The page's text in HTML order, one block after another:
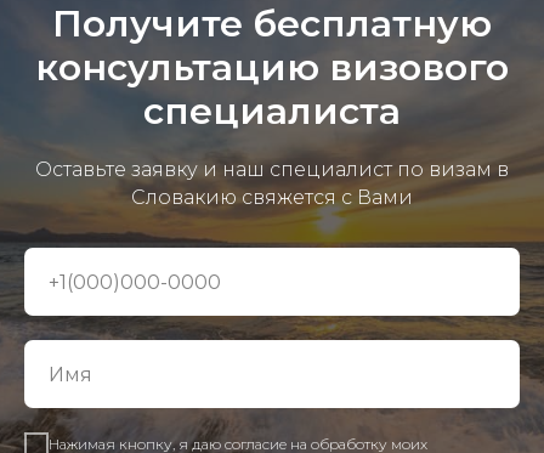
Получите бесплатную
консультацию визового
специалиста
Оставьте заявку и наш специалист по визам в
Словакию свяжется с Вами
Нажимая кнопку, я даю согласие на обработку моих